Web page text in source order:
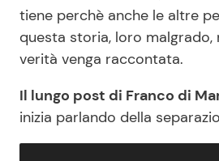
Contattaci
Pubblicità
Privacy Policy
tiene perchè anche le altre
questa storia, loro malgrado,
verità venga raccontata.
Il lungo post di Franco di
inizia parlando della